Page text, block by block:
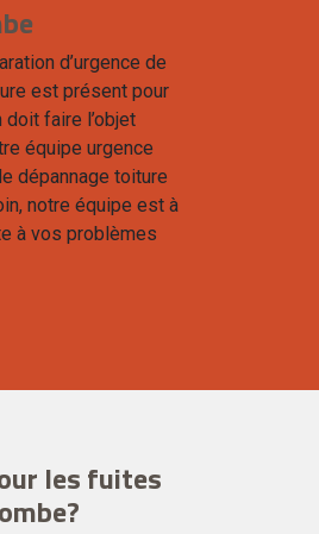
d’urgence de
est présent pour
doit faire l’objet
équipe urgence
dépannage toiture
notre équipe est à
à vos problèmes
les fuites